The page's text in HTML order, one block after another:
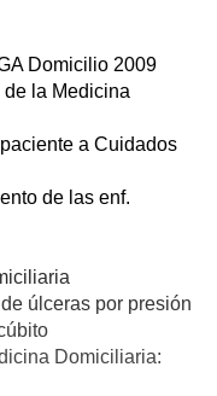
Domicilio 2009
de la Medicina
a Cuidados
de las enf.
úlceras por presión
Domiciliaria: